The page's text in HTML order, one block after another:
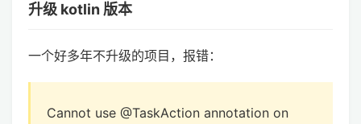
升级 kotlin 版本
一个好多年不升级的项目，报错：
Cannot use @TaskAction annotation on